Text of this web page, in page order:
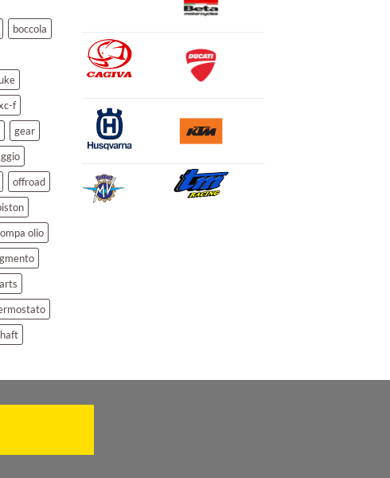
boccola
f
gear
offroad
olio